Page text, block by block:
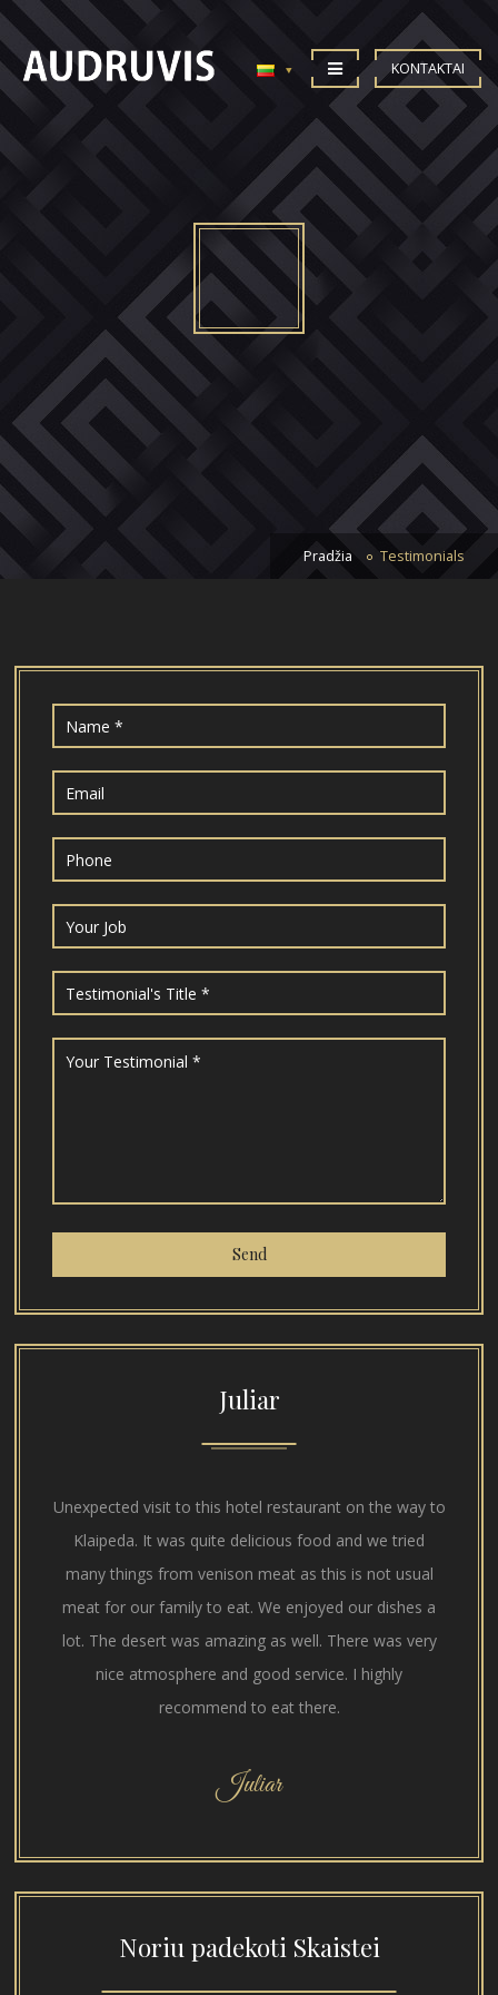
KONTAKTAI
Pradžia Testimonials
Juliar
Unexpected visit to this hotel restaurant on the way to
Klaipeda. It was quite delicious food and we tried
many things from venison meat as this is not usual
meat for our family to eat. We enjoyed our dishes a
lot. The desert was amazing as well. There was very
nice atmosphere and good service. I highly
recommend to eat there.
Juliar
Noriu padekoti Skaistei